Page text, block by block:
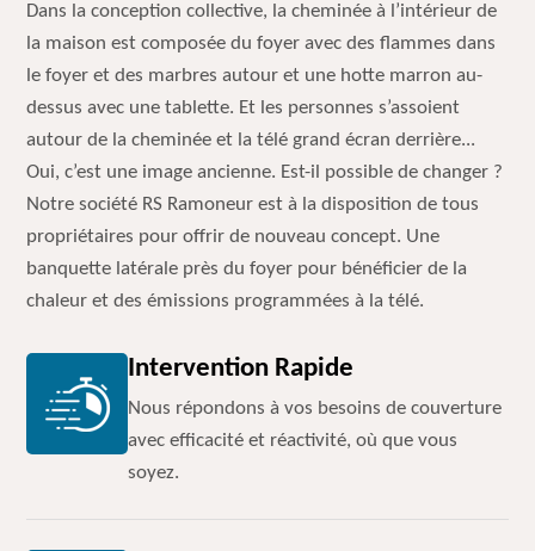
Dans la conception collective, la cheminée à l’intérieur de
la maison est composée du foyer avec des flammes dans
le foyer et des marbres autour et une hotte marron au-
dessus avec une tablette. Et les personnes s’assoient
autour de la cheminée et la télé grand écran derrière...
Oui, c’est une image ancienne. Est-il possible de changer ?
Notre société RS Ramoneur est à la disposition de tous
propriétaires pour offrir de nouveau concept. Une
banquette latérale près du foyer pour bénéficier de la
chaleur et des émissions programmées à la télé.
Intervention Rapide
Nous répondons à vos besoins de couverture
avec efficacité et réactivité, où que vous
soyez.